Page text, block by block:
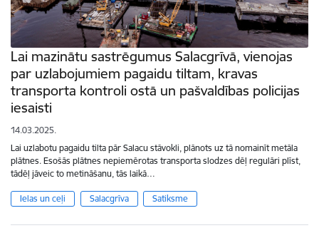
Lai mazinātu sastrēgumus Salacgrīvā, vienojas
par uzlabojumiem pagaidu tiltam, kravas
transporta kontroli ostā un pašvaldības policijas
iesaisti
14.03.2025.
Lai uzlabotu pagaidu tilta pār Salacu stāvokli, plānots uz tā nomainīt metāla
plātnes. Esošās plātnes nepiemērotas transporta slodzes dēļ regulāri plīst,
tādēļ jāveic to metināšanu, tās laikā…
Ielas un ceļi Salacgrīva Satiksme